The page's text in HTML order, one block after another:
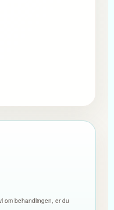
om behandlingen, er du